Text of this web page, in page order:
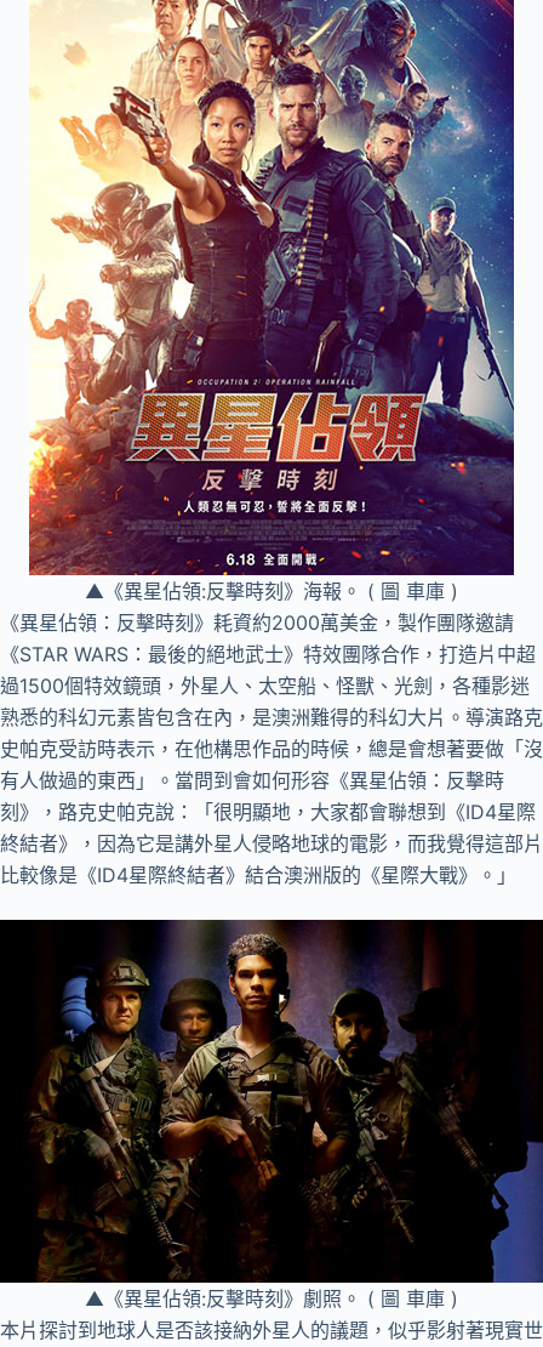
▲《異星佔領:反擊時刻》海報。 ( 圖 車庫 )
《異星佔領：反擊時刻》耗資約2000萬美金，製作團隊邀請
《STAR WARS：最後的絕地武士》特效團隊合作，打造片中超
過1500個特效鏡頭，外星人、太空船、怪獸、光劍，各種影迷
熟悉的科幻元素皆包含在內，是澳洲難得的科幻大片。導演路克
史帕克受訪時表示，在他構思作品的時候，總是會想著要做「沒
有人做過的東西」。當問到會如何形容《異星佔領：反擊時
刻》，路克史帕克說：「很明顯地，大家都會聯想到《ID4星際
終結者》，因為它是講外星人侵略地球的電影，而我覺得這部片
比較像是《ID4星際終結者》結合澳洲版的《星際大戰》。」
▲《異星佔領:反擊時刻》劇照。 ( 圖 車庫 )
本片探討到地球人是否該接納外星人的議題，似乎影射著現實世